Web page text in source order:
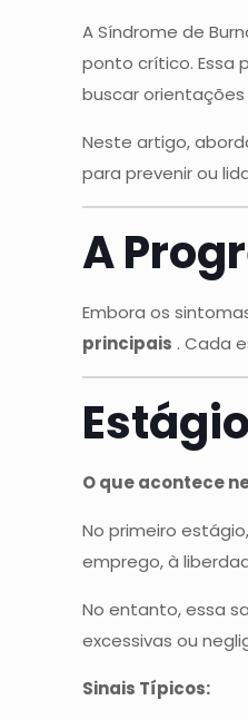
A Síndrome de
ponto crítico. Essa
buscar
Neste artigo,
para prevenir ou
A
Embora os
principais . Cada
O que acontece
No primeiro
emprego, à
No entanto, essa
excessivas ou
Sinais Típicos: